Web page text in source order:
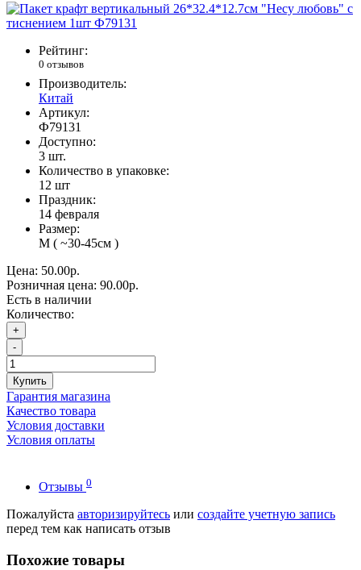
Рейтинг:
0 отзывов
Производитель:
Китай
Артикул:
Ф79131
Доступно:
3 шт.
Количество в упаковке:
12 шт
Праздник:
14 февраля
Размер:
M ( ~30-45см )
Цена: 50.00р.
Розничная цена: 90.00р.
Есть в наличии
Количество:
+
-
Купить
Гарантия магазина
Качество товара
Условия доставки
Условия оплаты
Отзывы 0
Пожалуйста авторизируйтесь или создайте учетную запись
перед тем как написать отзыв
Похожие товары